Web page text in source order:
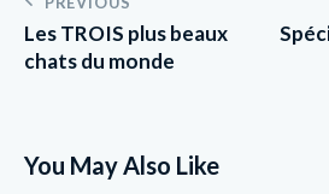
Les TROIS plus beaux
chats du monde
You May Also Like